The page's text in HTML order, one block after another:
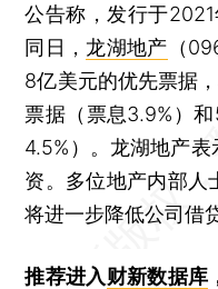
公告称，发行于
同日， 龙湖地产 （
8亿美元的优先票据
票据（票息3.9%）
4.5%）。龙湖地产
资。多位地产内部人
将进一步降低公司借
推荐进入财新数据库